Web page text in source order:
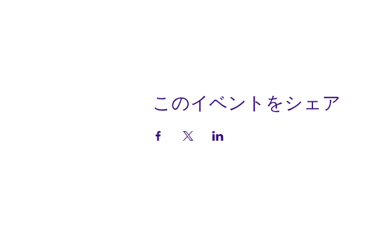
このイベントをシェア